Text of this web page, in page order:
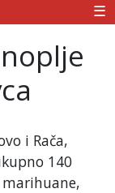
☰
i Rača,
140